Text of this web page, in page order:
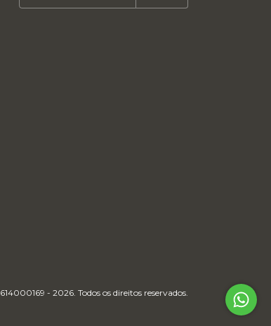
- 2026. Todos os direitos reservados.